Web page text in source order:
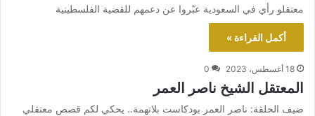
معتقلو رأي في السعودية عبّروا عن دعمهم للقضية الفلسطينية
أكمل القراءة »
18 أغسطس، 2023 0
المعتقل الشيخ ناصر العمر
ضيف الحلقة: ناصر العمر بودكاست بلاتهمة.. يحكي لكم قصص معتقلي